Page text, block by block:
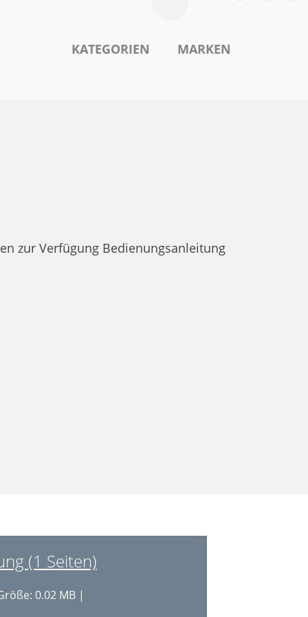
KATEGORIEN MARKEN
zur Verfügung Bedienungsanleitung
(1 Seiten)
0.02 MB |